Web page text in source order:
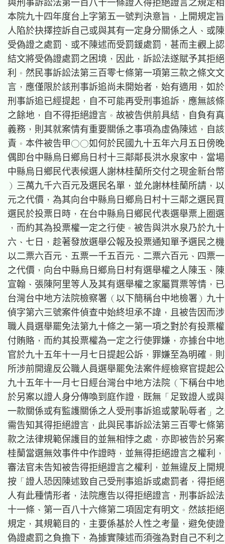
與刑事訴訟法第一百八十一條證人得拒絕證言之規定
本院九十四年度台上字第五一號判決意旨，上開規定
人陷於抉擇控訴自己或與其有一定身分關係之人、或
受偽證之處罰、或不陳述而受罰鍰處罰，甚而主觀上
結文將受偽證處罰之困境，因此，訴訟法遂賦予其拒
利。然民事訴訟法第三百零七條第一項第三款之條文
言，應僅限於該刑事訴追尚未開始者，始有適用，如
刑事訴追已經提起，自不可能再受刑事追訴，應無該
之餘地，自不得拒絕證言。故被告供前具結，自負有
義務，則其就案情有重要關係之事項為虛偽陳述，自
責。本件被告甲○○如何於民國九十五年六月五日傍
偶即台中縣烏日鄉烏日村十三鄰鄰長洪水泉家中，當
中縣烏日鄉民代表候選人謝林桂蘭所交付之現金新台
）三萬九千六百元及選民名單，並允謝林桂蘭所請，
元之代價，為其向台中縣烏日鄉烏日村十三鄰之選民
選民於投票日時，在台中縣烏日鄉民代表選舉票上圈
，而約其為投票權一定之行使。被告與洪水泉乃於九
六、七日，趁著發放選舉公報及投票通知單予選民之
以二票六百元、五票一千五百元、二票六百元、四票
之代價，向台中縣烏日鄉烏日村有選舉權之人陳玉、
宣翰、張陳阿里等人及其有選舉權之家屬買票等情，
台灣台中地方法院檢察署（以下簡稱台中地檢署）九
偵字第六三號案件偵查中始終坦承不諱，且被告因而
職人員選舉罷免法第九十條之一第一項之對於有投票
付賄賂，而約其投票權為一定之行使罪嫌，亦據台中
官於九十五年十一月七日提起公訴，罪嫌至為明確。
所涉前開違反公職人員選舉罷免法案件經檢察官提起
九十五年十一月七日經台灣台中地方法院（下稱台中
於另案以證人身分傳喚到庭作證，既無「足致證人或
一款關係或有監護關係之人受刑事訴追或蒙恥辱者」
需告知其得拒絕證言，此與民事訴訟法第三百零七條
款之法律規範保護目的並無相悖之處，亦即被告於另
桂蘭當選無效事件中作證時，並無得拒絕證言之權利
審法官未告知被告得拒絕證言之權利，並無違反上開
按「證人恐因陳述致自己受刑事追訴或處罰者，得拒
人有此種情形者，法院應告以得拒絕證言，刑事訴訟
十一條、第一百八十六條第二項固定有明文。然該拒
規定，其規範目的，主要係基於人性之考量，避免使
偽證處罰之負擔下，為據實陳述而須強為對自己不利